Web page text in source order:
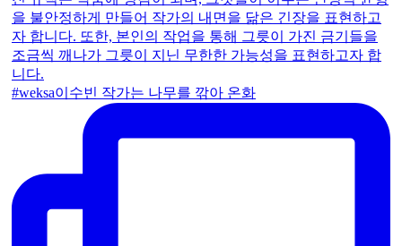
#weksa이수빈 작가는 나무를 깎아 온화